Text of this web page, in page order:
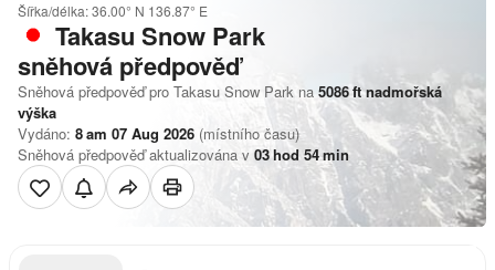
Šířka/délka:36.00° N 136.87° E
Takasu Snow Park
sněhová předpověď
Sněhová předpověď pro Takasu Snow Park na 5086ftnadmořská
výška
Vydáno: 8 am 07 Aug 2026 (místního času)
Sněhová předpověď aktualizována v 03hod 54min